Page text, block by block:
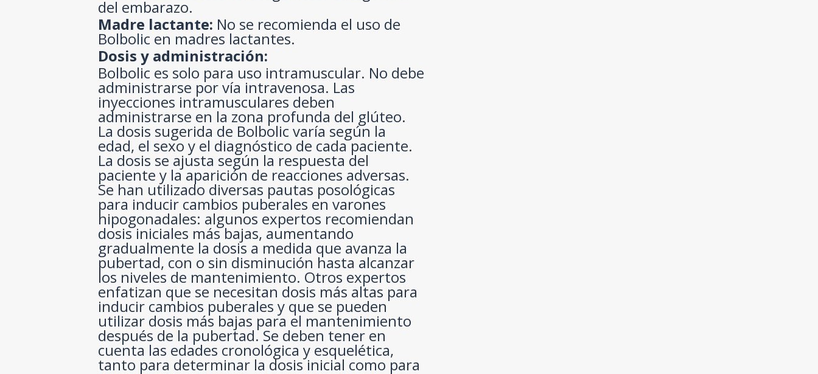
del embarazo.
Madre lactante: No se recomienda el uso de
Bolbolic en madres lactantes.
Dosis y administración:
Bolbolic es solo para uso intramuscular. No debe
administrarse por vía intravenosa. Las
inyecciones intramusculares deben
administrarse en la zona profunda del glúteo.
La dosis sugerida de Bolbolic varía según la
edad, el sexo y el diagnóstico de cada paciente.
La dosis se ajusta según la respuesta del
paciente y la aparición de reacciones adversas.
Se han utilizado diversas pautas posológicas
para inducir cambios puberales en varones
hipogonadales: algunos expertos recomiendan
dosis iniciales más bajas, aumentando
gradualmente la dosis a medida que avanza la
pubertad, con o sin disminución hasta alcanzar
los niveles de mantenimiento. Otros expertos
enfatizan que se necesitan dosis más altas para
inducir cambios puberales y que se pueden
utilizar dosis más bajas para el mantenimiento
después de la pubertad. Se deben tener en
cuenta las edades cronológica y esquelética,
tanto para determinar la dosis inicial como para